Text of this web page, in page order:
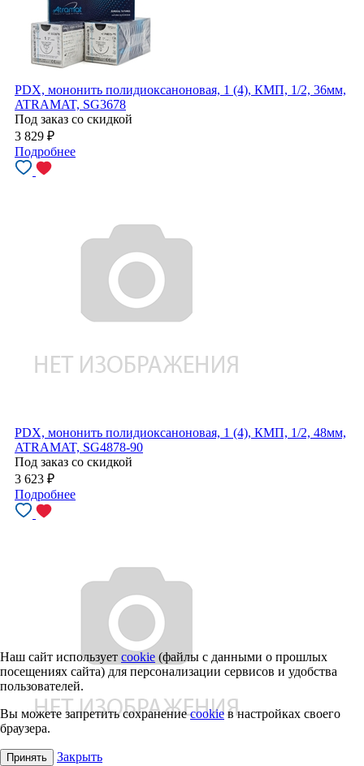
PDX, мононить полидиоксаноновая, 1 (4), КМП, 1/2, 36мм,
ATRAMAT, SG3678
Под заказ со скидкой
3 829 ₽
Подробнее
PDX, мононить полидиоксаноновая, 1 (4), КМП, 1/2, 48мм,
ATRAMAT, SG4878-90
Под заказ со скидкой
3 623 ₽
Подробнее
Наш сайт использует cookie (файлы с данными о прошлых
посещениях сайта) для персонализации сервисов и удобства
пользователей.
Вы можете запретить сохранениеcookieв настройках своего
браузера.
Принять Закрыть